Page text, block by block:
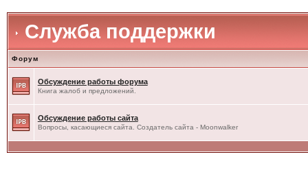
Служба поддержки
Форум
Обсуждение работы форума
Книга жалоб и предложений.
Обсуждение работы сайта
Вопросы, касающиеся сайта. Создатель сайта - Moonwalker